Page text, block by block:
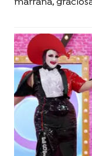
marrana,